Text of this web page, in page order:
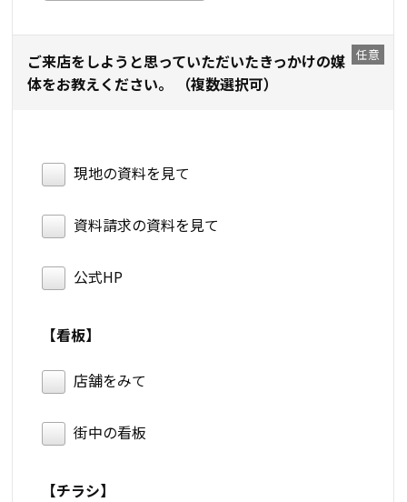
ご来店をしようと思っていただいたきっかけの媒
体をお教えください。 （複数選択可）
現地の資料を見て
資料請求の資料を見て
公式HP
【看板】
店舗をみて
街中の看板
【チラシ】